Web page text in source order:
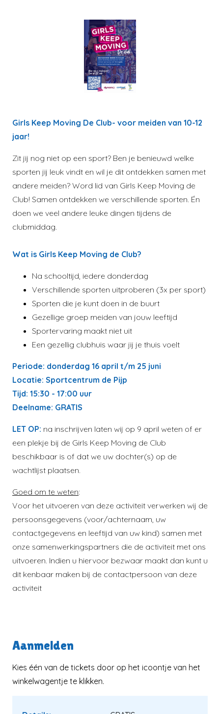
Girls Keep Moving De Club- voor meiden van 10-12
jaar!
Zit jij nog niet op een sport? Ben je benieuwd welke
sporten jij leuk vindt en wil je dit ontdekken samen met
andere meiden? Word lid van Girls Keep Moving de
Club! Samen ontdekken we verschillende sporten. Én
doen we veel andere leuke dingen tijdens de
clubmiddag.
Wat is Girls Keep Moving de Club?
Na schooltijd, iedere donderdag
Verschillende sporten uitproberen (3x per sport)
Sporten die je kunt doen in de buurt
Gezellige groep meiden van jouw leeftijd
Sportervaring maakt niet uit
Een gezellig clubhuis waar jij je thuis voelt
Periode: donderdag 16 april t/m 25 juni
Locatie: Sportcentrum de Pijp
Tijd: 15:30 - 17:00 uur
Deelname: GRATIS
LET OP: na inschrijven laten wij op 9 april weten of er
een plekje bij de Girls Keep Moving de Club
beschikbaar is of dat we uw dochter(s) op de
wachtlijst plaatsen.
Goed om te weten:
Voor het uitvoeren van deze activiteit verwerken wij de
persoonsgegevens (voor/achternaam, uw
contactgegevens en leeftijd van uw kind) samen met
onze samenwerkingspartners die de activiteit met ons
uitvoeren. Indien u hiervoor bezwaar maakt dan kunt u
dit kenbaar maken bij de contactpersoon van deze
activiteit
Aanmelden
Kies één van de tickets door op het icoontje van het
winkelwagentje te klikken.